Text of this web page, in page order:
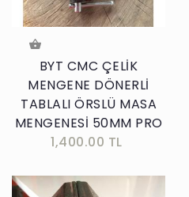
BYT CMC ÇELİK
MENGENE DÖNERLİ
TABLALI ÖRSLÜ MASA
MENGENESİ 50MM PRO
1,400.00 TL